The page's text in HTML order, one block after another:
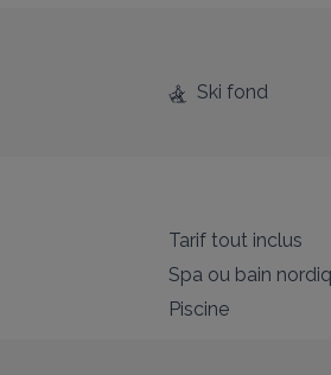
Ski fond
Tarif tout inclus
Spa ou bain
Piscine